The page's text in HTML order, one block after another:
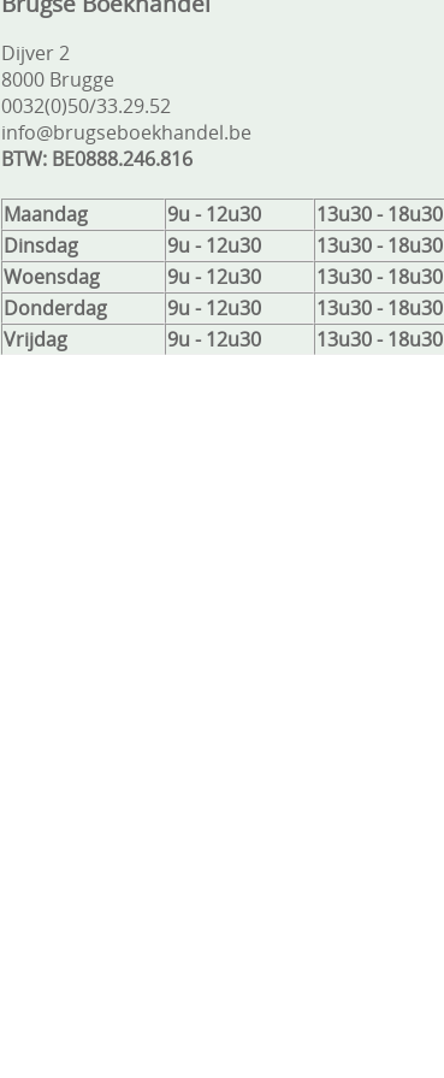
Dijver 2
8000 Brugge
0032(0)50/33.29.52
info@brugseboekhandel.be
BTW: BE0888.246.816
Maandag 9u - 12u30
13u30 - 18u30
Dinsdag
9u - 12u30
13u30 - 18u30
Woensdag
9u - 12u30
13u30 - 18u30
Donderdag
9u - 12u30
13u30 - 18u30
Vrijdag
9u - 12u30
13u30 - 18u30